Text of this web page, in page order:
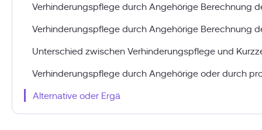
Verhinderungspflege durch Angehörige Berechnung
Verhinderungspflege durch Angehörige Berechnung
Unterschied zwischen Verhinderungspflege und
Verhinderungspflege durch Angehörige oder durch
Alternative oder Ergä